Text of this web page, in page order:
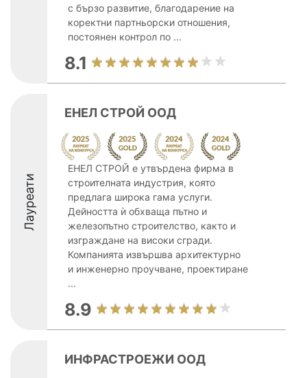
с бързо развитие, благодарение на
коректни партньорски отношения,
постоянен контрол по ...
8.1
Лауреати
ЕНЕЛ СТРОЙ ООД
ЕНЕЛ СТРОЙ е утвърдена фирма в
строителната индустрия, която
предлага широка гама услуги.
Дейността ѝ обхваща пътно и
железопътно строителство, както и
изграждане на високи сгради.
Компанията извършва архитектурно
и инженерно проучване, проектиране
...
8.9
ИНФРАСТРОЕЖИ ООД